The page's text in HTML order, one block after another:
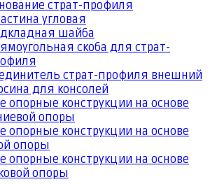
страт-профиля
угловая
шайба
скоба для страт-
страт-профиля внешний
для консолей
опорные конструкции на основе
опоры
опорные конструкции на основе
опоры
опорные конструкции на основе
опоры